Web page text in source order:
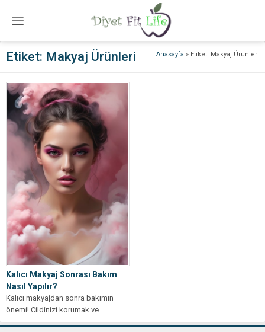
Anasayfa » Etiket: Makyaj Ürünleri
Etiket: Makyaj Ürünleri
Kalıcı Makyaj Sonrası Bakım
Nasıl Yapılır?
Kalıcı makyajdan sonra bakımın
önemi! Cildinizi korumak ve
makyajınızı uzun ömürlü hale